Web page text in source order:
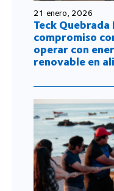
21 enero, 2026
Teck
compromiso
operar con
renovable en